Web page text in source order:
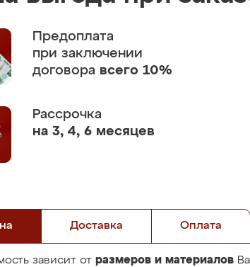
Предоплата
при заключении
договора всего 10%
Рассрочка
на 3, 4, 6 месяцев
Доставка Оплата
зависит от размеров и материалов